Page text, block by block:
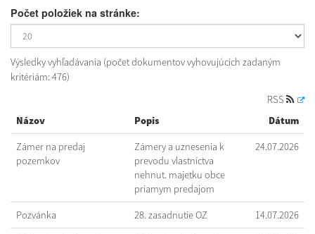
Počet položiek na stránke:
Výsledky vyhľadávania (počet dokumentov vyhovujúcich zadaným
kritériám: 476)
RSS
Názov
Popis Dátum
Zámer na predaj
pozemkov
Zámery a uznesenia k
prevodu vlastníctva
nehnut. majetku obce
priamym predajom
24.07.2026
Pozvánka 28. zasadnutie OZ 14.07.2026